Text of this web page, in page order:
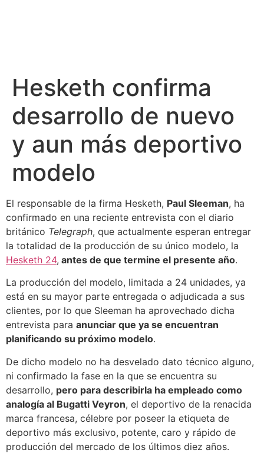
Hesketh confirma
desarrollo de nuevo
y aun más deportivo
modelo
El responsable de la firma Hesketh, Paul Sleeman, ha
confirmado en una reciente entrevista con el diario
británico Telegraph, que actualmente esperan entregar
la totalidad de la producción de su único modelo, la
Hesketh 24, antes de que termine el presente año.
La producción del modelo, limitada a 24 unidades, ya
está en su mayor parte entregada o adjudicada a sus
clientes, por lo que Sleeman ha aprovechado dicha
entrevista para anunciar que ya se encuentran
planificando su próximo modelo.
De dicho modelo no ha desvelado dato técnico alguno,
ni confirmado la fase en la que se encuentra su
desarrollo, pero para describirla ha empleado como
analogía al Bugatti Veyron, el deportivo de la renacida
marca francesa, célebre por poseer la etiqueta de
deportivo más exclusivo, potente, caro y rápido de
producción del mercado de los últimos diez años.